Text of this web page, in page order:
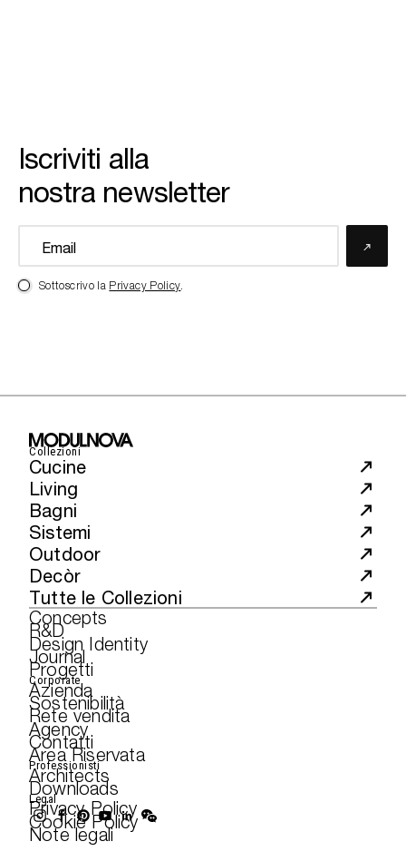
Iscriviti alla
nostra newsletter
Sottoscrivo la Privacy Policy.
Collezioni
Cucine
Living
Bagni
Sistemi
Outdoor
Decòr
Tutte le Collezioni
Concepts
R&D
Design Identity
Journal
Progetti
Corporate
Azienda
Sostenibilità
Rete vendita
Agency
Contatti
Area Riservata
Professionisti
Architects
Downloads
Legal
Privacy Policy
Cookie Policy
Note legali